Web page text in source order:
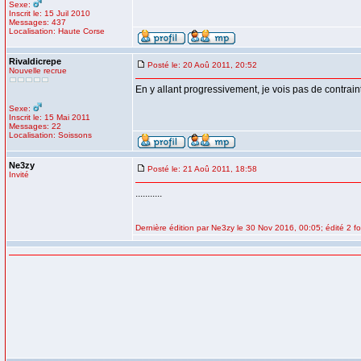
Sexe:
Inscrit le: 15 Juil 2010
Messages: 437
Localisation: Haute Corse
Rivaldicrepe
Nouvelle recrue
Sexe:
Inscrit le: 15 Mai 2011
Messages: 22
Localisation: Soissons
Posté le: 20 Aoû 2011, 20:52
En y allant progressivement, je vois pas de
Ne3zy
Invité
Posté le: 21 Aoû 2011, 18:58
...........
Dernière édition par Ne3zy le 30 Nov 2016, 00:05; édité 2